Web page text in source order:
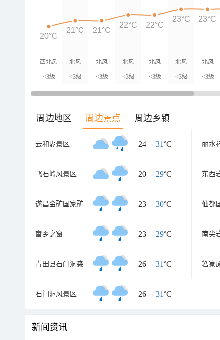
西北风
<3级
北风
<3级
北风
<3级
北风
<3级
北风
<3级
北风
<3级
北风
<3级
20°C
21°C 21°C
22°C 22°C
23°C 23°C
周边地区 周边景点 周边乡镇
云和湖景区 24 / 31°C 丽水
飞石岭风景区 20 / 29°C 东西
遂昌金矿国家矿山公园 23 / 30°C
畲乡之窗 23 / 29°C 南尖
青田县石门洞森林公园 26 / 31°C 箬寮
石门洞风景区 26 / 31°C
新闻资讯